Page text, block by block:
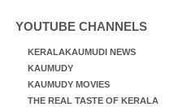
YOUTUBE CHANNELS
KERALAKAUMUDI NEWS
KAUMUDY
KAUMUDY MOVIES
THE REAL TASTE OF KERALA